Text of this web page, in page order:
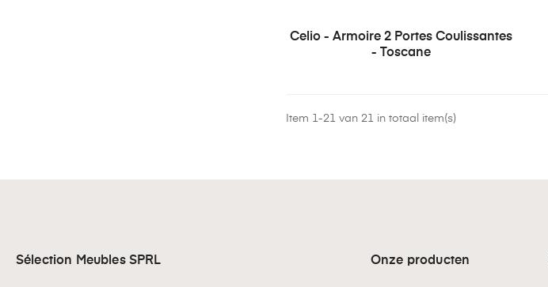
Celio - Armoire 2 Portes Coulissantes
- Toscane
Item 1-21 van 21 in totaal item(s)
Sélection Meubles SPRL Onze producten